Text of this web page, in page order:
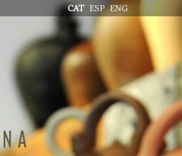
ENG
ESP
CAT